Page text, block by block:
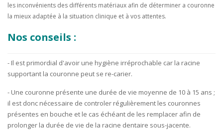
les inconvénients des différents matériaux afin de déterminer a couronne
la mieux adaptée à la situation clinique et à vos attentes.
Nos conseils :
- Il est primordial d'avoir une hygiène irréprochable car la racine
supportant la couronne peut se re-carier.
- Une couronne présente une durée de vie moyenne de 10 à 15 ans ;
il est donc nécessaire de controler régulièrement les couronnes
présentes en bouche et le cas échéant de les remplacer afin de
prolonger la durée de vie de la racine dentaire sous-jacente.